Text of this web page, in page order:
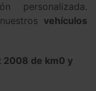
personalizada.
vehículos
2008 de km0 y